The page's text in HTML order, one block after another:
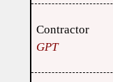
Contractor
GPT